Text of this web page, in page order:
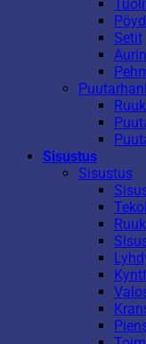
Setit
Sisustus
Sisustus